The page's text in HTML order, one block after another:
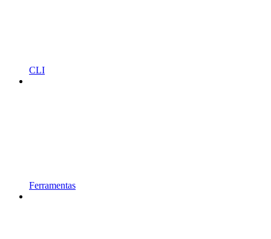
CLI
Ferramentas